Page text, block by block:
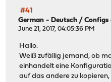
#41
German - Deutsch /Configs
June 21, 2017, 04:05:36 PM
Hallo.
Weiß zufällig jemand, ob
einhandelt eine
auf das andere zu